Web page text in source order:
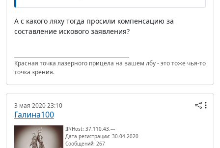
А с какого ляху тогда просили компенсацию за
составление искового заявления?
Красная точка лазерного прицела на вашем лбу - это тоже чья-то
точка зрения.
3 мая 2020 23:10
Галина100
IP/Host: 37.110.43.---
Дата регистрации: 30.04.2020
Сообщений: 267